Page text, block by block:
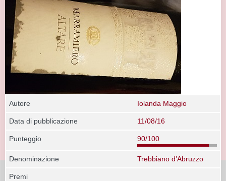
Autore Iolanda Maggio
Data di pubblicazione 11/08/16
Punteggio 90/100
Denominazione Trebbiano d’Abruzzo
Premi